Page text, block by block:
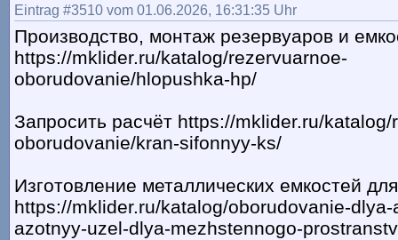
Eintrag #3510 vom 01.06.2026, 16:31:35 Uhr
Производство, монтаж резервуаров и
https://mklider.ru/katalog/rezervuarnoe-
oborudovanie/hlopushka-hp/
Запросить расчёт https://mklider.ru/
oborudovanie/kran-sifonnyy-ks/
Изготовление металлических емкостей
https://mklider.ru/katalog/oborudovanie-
azotnyy-uzel-dlya-mezhstennogo-